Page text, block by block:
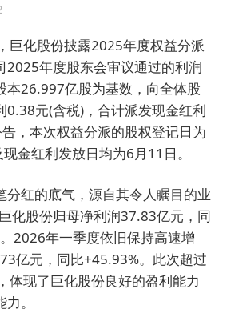
巨化股份披露2025年度权益分派
2025年度股东会审议通过的利润
本26.997亿股为基数，向全体股
0.38元(含税)，合计派发现金红利
，本次权益分派的股权登记日为
金红利发放日均为6月11日。
分红的底气，源自其令人瞩目的业
化股份归母净利润37.83亿元，同
2026年一季度依旧保持高速增
亿元，同比+45.93%。此次超过
体现了巨化股份良好的盈利能力
。